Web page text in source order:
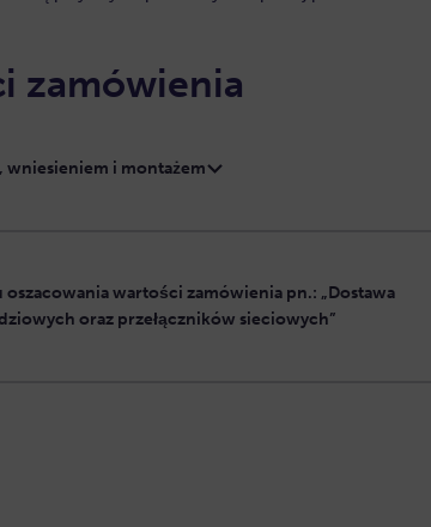
zamówienia
wniesieniem i montażem
wartości zamówienia pn.: „Dostawa
oraz przełączników sieciowych”